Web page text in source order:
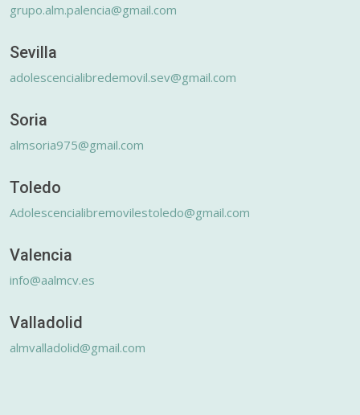
grupo.alm.palencia@gmail.com
Sevilla
adolescencialibredemovil.sev@gmail.com
Soria
almsoria975@gmail.com
Toledo
Adolescencialibremovilestoledo@gmail.com
Valencia
info@aalmcv.es
Valladolid
almvalladolid@gmail.com